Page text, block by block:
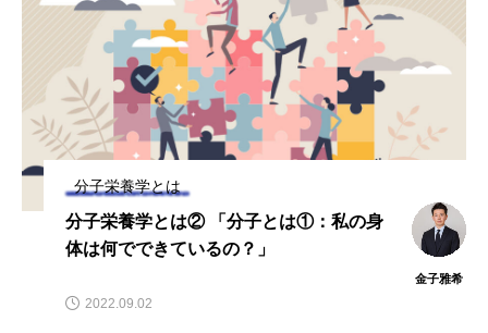
分子栄養学とは
分子栄養学とは② 「分子とは①：私の身
体は何でできているの？」
金子雅希
2022.09.02